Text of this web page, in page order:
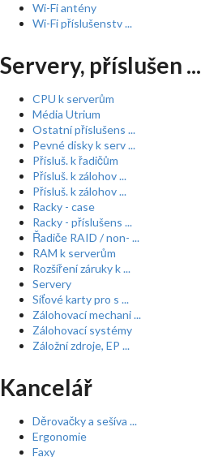
Wi-Fi antény
Wi-Fi příslušenstv ...
Servery, příslušen ...
CPU k serverům
Média Utrium
Ostatní příslušens ...
Pevné disky k serv ...
Přísluš. k řadičům
Přísluš. k zálohov ...
Přísluš. k zálohov ...
Racky - case
Racky - příslušens ...
Řadiče RAID / non- ...
RAM k serverům
Rozšíření záruky k ...
Servery
Síťové karty pro s ...
Zálohovací mechani ...
Zálohovací systémy
Záložní zdroje, EP ...
Kancelář
Děrovačky a sešíva ...
Ergonomie
Faxy